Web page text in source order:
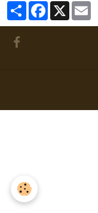
PartagerFacebook